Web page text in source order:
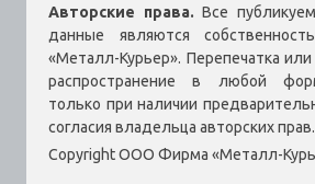
Авторские права. Все
данные являются
«Металл-Курьер». Перепечатка
распространение в любой
только при наличии
согласия владельца авторских прав.
Copyright ООО Фирма «Металл-